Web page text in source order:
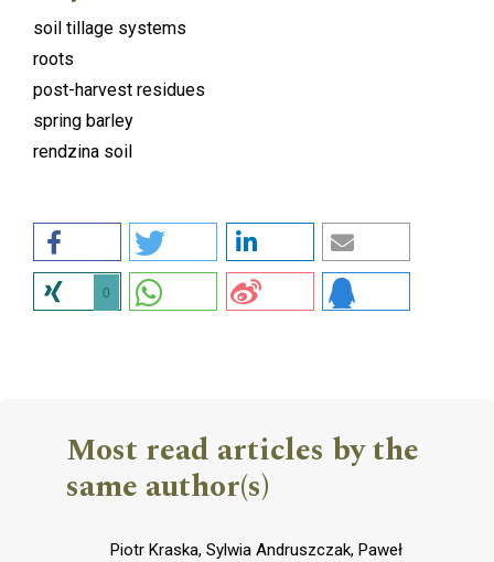
soil tillage systems
roots
post-harvest residues
spring barley
rendzina soil
0
Most read articles by the
same author(s)
Piotr Kraska, Sylwia Andruszczak, Paweł